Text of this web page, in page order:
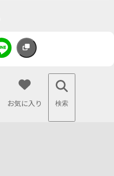
お気に入り 検索